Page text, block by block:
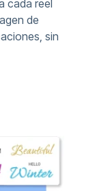
cada reel
de
sin